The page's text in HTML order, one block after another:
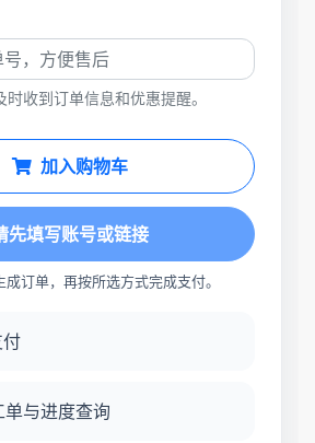
收到订单信息和优惠提醒。
加入购物车
先填写账号或链接
成订单，再按所选方式完成支付。
与进度查询